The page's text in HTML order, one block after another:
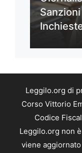
Leggilo.org di
Corso Vittorio
Codice
Leggilo.org non
viene